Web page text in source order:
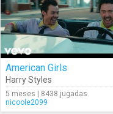
American Girls
Harry Styles
5 meses | 8438 jugadas
nicoole2099